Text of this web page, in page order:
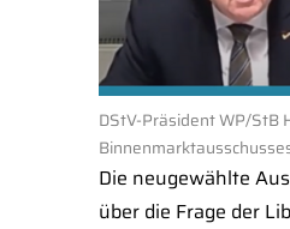
DStV-Präsident WP/StB
Die neugewählte
über die Frage der